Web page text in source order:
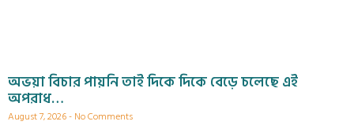
অভয়া বিচার পায়নি তাই দিকে দিকে বেড়ে চলেছে এই
অপরাধ…
August 7, 2026 No Comments